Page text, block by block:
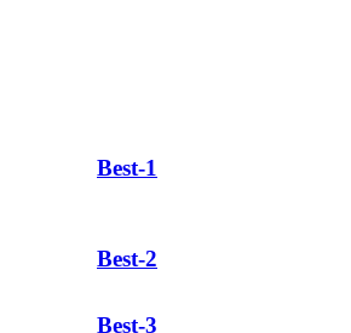
Best-1
Best-2
Best-3